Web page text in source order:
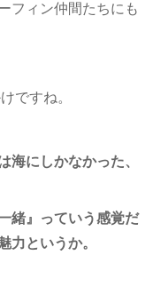
フィン仲間たちにも
すね。
にしかなかった、
緒』っていう感覚だ
力というか。